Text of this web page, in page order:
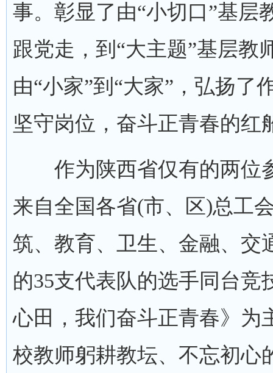
事。彰显了由“小切口”基层
跟党走，到“大主题”基层教
由“小家”到“大家”，弘扬了
坚守岗位，奋斗正青春的红
作为陕西省仅有的两位
来自全国各省(市、区)总工
筑、教育、卫生、金融、交
的35支代表队的选手同台
心田，我们奋斗正青春》为
校教师躬耕教坛、不忘初心